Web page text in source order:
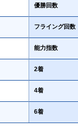
優勝回数
フライング回数
能力指数
2着
4着
6着